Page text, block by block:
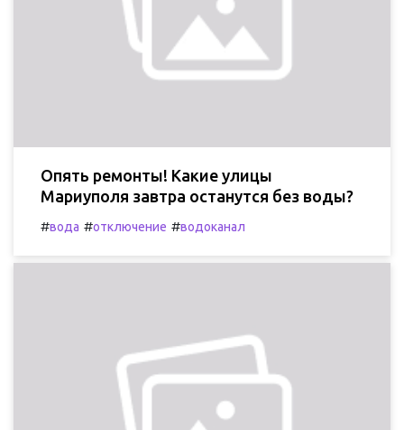
Опять ремонты! Какие улицы
Мариуполя завтра останутся без воды?
#вода #отключение #водоканал